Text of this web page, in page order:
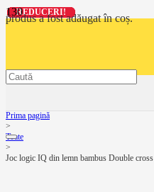
produsa fost adăugat în coș.
Prima pagină
>
Toate
>
Joc logic IQ din lemn bambus Double cross
REDUCERI!
REDUCERI!
REDUCERI!
REDUCERI!